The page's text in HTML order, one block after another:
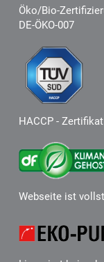
Öko/Bio-
DE-ÖKO-007
HACCP - Zertifikat
Webseite ist